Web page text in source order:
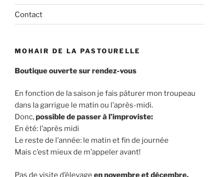
Contact
MOHAIR DE LA PASTOURELLE
Boutique ouverte sur rendez-vous
En fonction de la saison je fais pâturer mon troupeau
dans la garrigue le matin ou l’après-midi.
Donc,possible de passer à l’improviste:
En été: l’après midi
Le reste de l’année: le matin et fin de journée
Mais c’est mieux de m’appeler avant!
Pas de visite d’élevage en novembre et décembre.